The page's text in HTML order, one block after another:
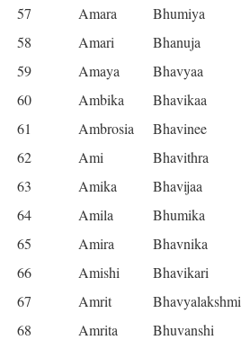
57 Amara Bhumiya
58
Amari Bhanuja
59
Amaya Bhavyaa
60
Ambika Bhavikaa
61
Ambrosia Bhavinee
62
Ami Bhavithra
63
Amika Bhavijaa
64
Amila Bhumika
65
Amira Bhavnika
66
Amishi Bhavikari
67
Amrit Bhavyalakshmi
68
Amrita Bhuvanshi